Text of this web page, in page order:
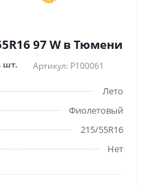
97 W в Тюмени
шт. Артикул: P100061
Лето
Фиолетовый
215/55R16
Нет